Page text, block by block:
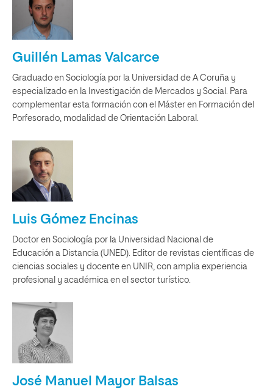
Guillén Lamas Valcarce
Graduado en Sociología por la Universidad de A Coruña y
especializado en la Investigación de Mercados y Social. Para
complementar esta formación con el Máster en Formación del
Porfesorado, modalidad de Orientación Laboral.
Luis Gómez Encinas
Doctor en Sociología por la Universidad Nacional de
Educación a Distancia (UNED). Editor de revistas científicas de
ciencias sociales y docente en UNIR, con amplia experiencia
profesional y académica en el sector turístico.
José Manuel Mayor Balsas